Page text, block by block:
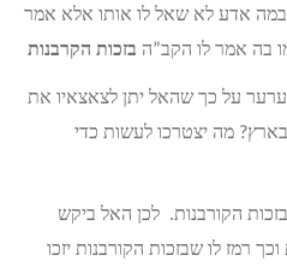
אדע לא שאל לו אותו אלא אמר
בה אמר לו הקב”ה בזכות הקרבנות
על כך שהאל יתן לצאצאיו את
מה יצטרכו לעשות כדי
הקורבנות. לכן האל ביקש
רמז לו שבזכות הקורבנות יזכו